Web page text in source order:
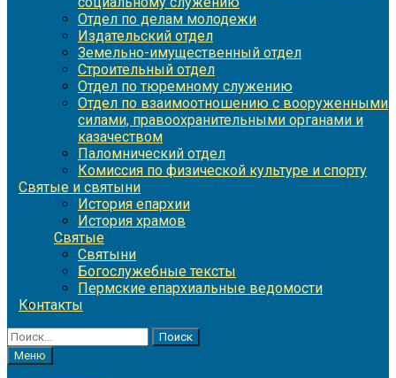
Отдел по делам молодежи
Издательский отдел
Земельно-имущественный отдел
Строительный отдел
Отдел по тюремному служению
Отдел по взаимоотношению с вооруженными
силами, правоохранительными органами и
казачеством
Паломнический отдел
Комиссия по физической культуре и спорту
Святые и святыни
История епархии
История храмов
Святые
Святыни
Богослужебные тексты
Пермские епархиальные ведомости
Контакты
Найти:
Меню